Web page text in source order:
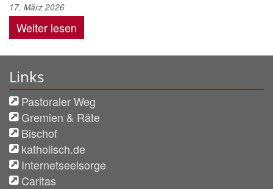
17. März 2026
Weiter lesen
Links
Pastoraler Weg
Gremien & Räte
Bischof
katholisch.de
Internetseelsorge
Caritas